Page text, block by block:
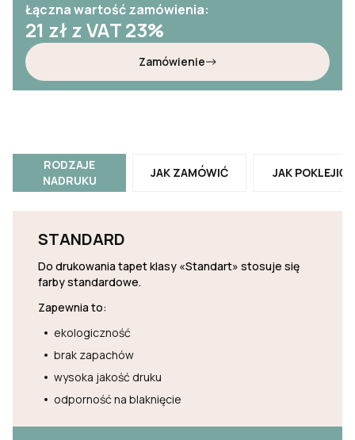
Łączna wartość zamówienia:
21 zł z VAT 23%
Zamówienie
RODZAJE
NADRUKU
JAK ZAMÓWIĆ JAK POKLEJIĆ
STANDARD
Do drukowania tapet klasy «Standart» stosuje się
farby standardowe.
Zapewnia to:
ekologiczność
brak zapachów
wysoka jakość druku
odporność na blaknięcie